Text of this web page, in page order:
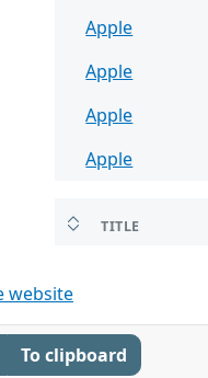
Apple
Apple
Apple
Apple
TITLE
website
To clipboard